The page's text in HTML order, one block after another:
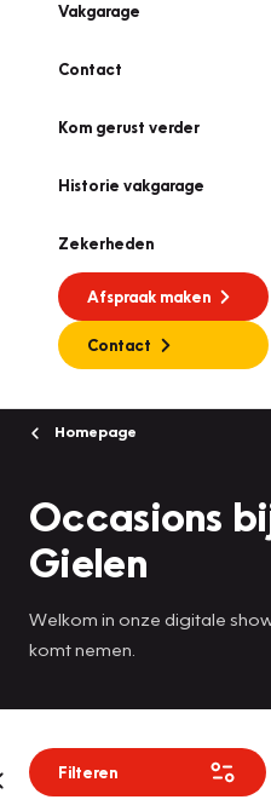
Vakgarage
Contact
Kom gerust verder
Historie vakgarage
Zekerheden
Afspraak maken
Contact
Homepage
Occasions
Gielen
Welkom in onze digitale
komt nemen.
Filteren